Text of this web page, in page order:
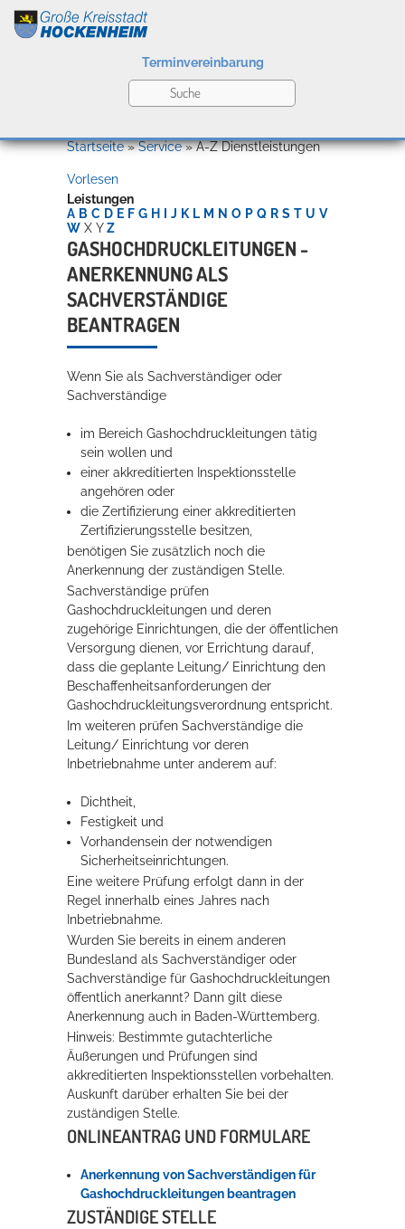
Kultur
Bildung
Wirtschaft
Rathaus
Service
Terminvereinbarung
Willkommen in Hockenheim
Konzerte, Tagungen und vieles mehr
Die Stadthalle Hockenheim bietet den perfekten Standort für Events
mehr dazu...
Erleben in Hockenheim
Spaß unter prickelnden Wasserfällen, das rauschende Meer im
Wellenbecken oder doch lieber die pure Entspannung auf der
Sprudelliege im Solebecken?
mehr dazu...
Startseite»Service»A-Z Dienstleistungen
Vorlesen
Leistungen
A B C D E F G H J K L M N O P Q R S T U V
W X Y Z
GASHOCHDRUCKLEITUNGEN -
ANERKENNUNG ALS
SACHVERSTÄNDIGE
BEANTRAGEN
Wenn Sie als Sachverständiger oder
Sachverständige
im Bereich Gashochdruckleitungen tätig
sein wollen und
einer akkreditierten Inspektionsstelle
angehören oder
die Zertifizierung einer akkreditierten
Zertifizierungsstelle besitzen,
benötigen Sie zusätzlich noch die
Anerkennung der zuständigen Stelle.
Sachverständige prüfen
Gashochdruckleitungen und deren
zugehörige Einrichtungen, die der öffentlichen
Versorgung dienen, vor Errichtung darauf,
dass die geplante Leitung/ Einrichtung den
Beschaffenheitsanforderungen der
Gashochdruckleitungsverordnung entspricht.
Im weiteren prüfen Sachverständige die
Leitung/ Einrichtung vor deren
Inbetriebnahme unter anderem auf:
Dichtheit,
Festigkeit und
Vorhandensein der notwendigen
Sicherheitseinrichtungen.
Eine weitere Prüfung erfolgt dann in der
Regel innerhalb eines Jahres nach
Inbetriebnahme.
Wurden Sie bereits in einem anderen
Bundesland als Sachverständiger oder
Sachverständige für Gashochdruckleitungen
öffentlich anerkannt? Dann gilt diese
Anerkennung auch in Baden-Württemberg.
Hinweis: Bestimmte gutachterliche
Äußerungen und Prüfungen sind
akkreditierten Inspektionsstellen vorbehalten.
Auskunft darüber erhalten Sie bei der
zuständigen Stelle.
ONLINEANTRAG UND FORMULARE
Anerkennung von Sachverständigen für
Gashochdruckleitungen beantragen
ZUSTÄNDIGE STELLE